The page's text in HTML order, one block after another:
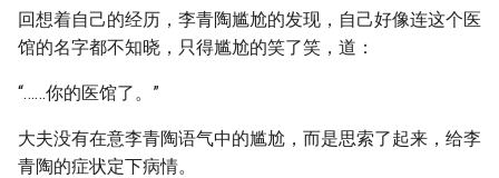
回想着自己的经历，李青陶尴尬的发现，自己好像连这个医
馆的名字都不知晓，只得尴尬的笑了笑，道：
“……你的医馆了。”
大夫没有在意李青陶语气中的尴尬，而是思索了起来，给李
青陶的症状定下病情。